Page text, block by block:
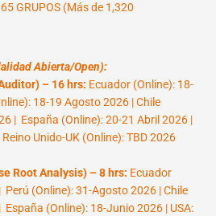
GRUPOS (Más de 1,320
Abierta/Open):
– 16 hrs: Ecuador (Online): 18-
18-19 Agosto 2026 | Chile
| España (Online): 20-21 Abril 2026 |
Unido-UK (Online): TBD 2026
Root Analysis) – 8 hrs: Ecuador
(Online): 31-Agosto 2026 | Chile
(Online): 18-Junio 2026 | USA: